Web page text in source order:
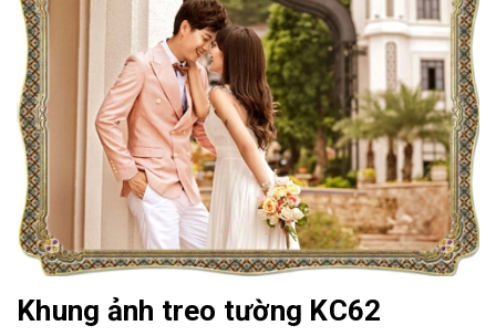
Khung ảnh treo tường KC62